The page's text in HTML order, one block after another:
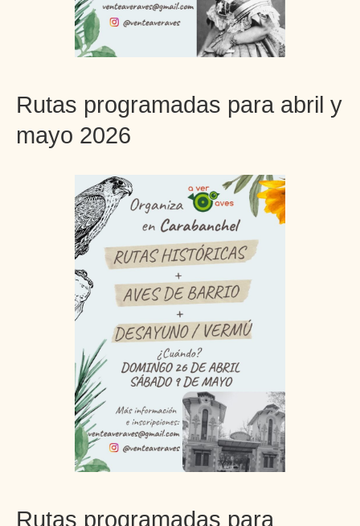
Rutas programadas para abril y
mayo 2026
Rutas programadas para